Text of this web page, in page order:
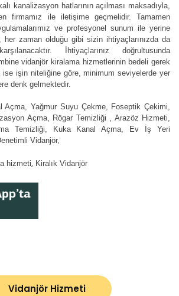
kanalizasyon hatlarının açılması maksadıyla,
firmamız ile iletişime geçmelidir. Tamamen
ve profesyonel sunum ile yerine
her zaman olduğu gibi sizin ihtiyaçlarınızda da
İhtiyaçlarınız doğrultusunda
vidanjör kiralama hizmetlerinin bedeli gerek
ise işin niteliğine göre, minimum seviyelerde yer
denk gelmektedir.
Açma, Yağmur Suyu Çekme, Foseptik Çekimi,
Açma, Rögar Temizliği , Arazöz Hizmeti,
Temizliği, Kuka Kanal Açma, Ev İş Yeri
Vidanjör,
hizmeti Kiralık Vidanjör
Vidanjör Hizmeti